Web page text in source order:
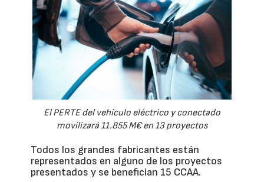
El PERTE del vehículo eléctrico y conectado
movilizará 11.855 M€ en 13 proyectos
Todos los grandes fabricantes están
representados en alguno de los proyectos
presentados y se benefician 15 CCAA.